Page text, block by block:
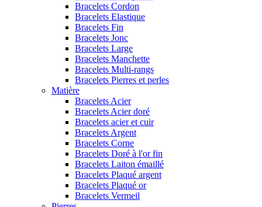
Bracelets Cordon
Bracelets Elastique
Bracelets Fin
Bracelets Jonc
Bracelets Large
Bracelets Manchette
Bracelets Multi-rangs
Bracelets Pierres et perles
Matière
Bracelets Acier
Bracelets Acier doré
Bracelets acier et cuir
Bracelets Argent
Bracelets Corne
Bracelets Doré à l'or fin
Bracelets Laiton émaillé
Bracelets Plaqué argent
Bracelets Plaqué or
Bracelets Vermeil